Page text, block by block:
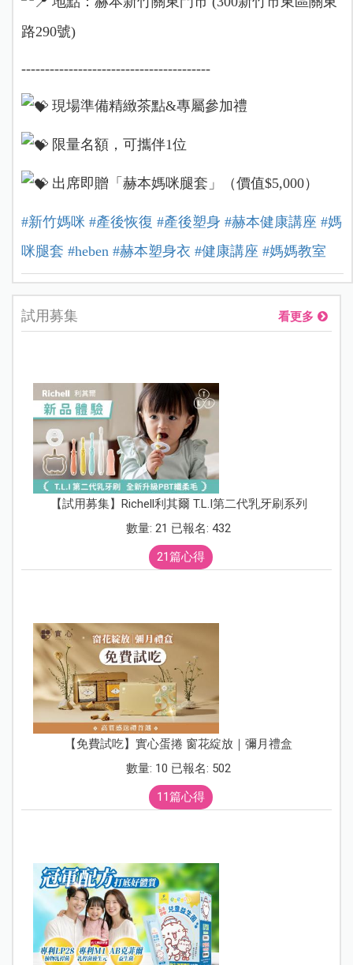
路290號)
----------------------------------------
現場準備精緻茶點&專屬參加禮
限量名額，可攜伴1位
出席即贈「赫本媽咪腿套」（價值$5,000）
#新竹媽咪 #產後恢復 #產後塑身 #赫本健康講座 #媽
咪腿套 #heben #赫本塑身衣 #健康講座 #媽媽教室
試用募集 看更多
【試用募集】Richell利其爾 T.L.I第二代乳牙刷系列
數量: 21 已報名: 432
21篇心得
【免費試吃】實心蛋捲 窗花綻放｜彌月禮盒
數量: 10 已報名: 502
11篇心得